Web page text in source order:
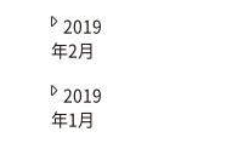
2019
年2月
2019
年1月